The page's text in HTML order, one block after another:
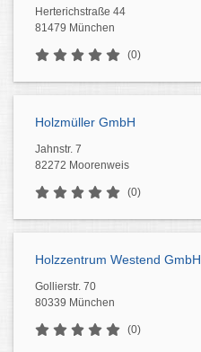
Herterichstraße 44
81479 München
(0)
Holzmüller GmbH
Jahnstr. 7
82272 Moorenweis
(0)
Holzzentrum Westend GmbH
Gollierstr. 70
80339 München
(0)